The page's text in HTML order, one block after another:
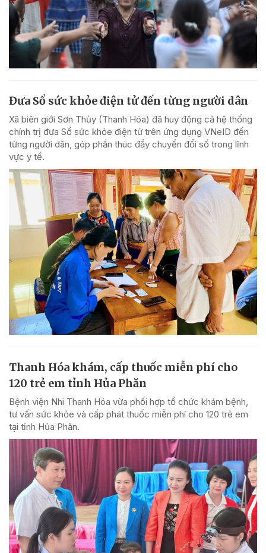
Đưa Sổ sức khỏe điện tử đến từng người dân
Xã biên giới Sơn Thủy (Thanh Hóa) đã huy động cả hệ thống
chính trị đưa Sổ sức khỏe điện tử trên ứng dụng VNeID đến
từng người dân, góp phần thúc đẩy chuyển đổi số trong lĩnh
vực y tế.
Thanh Hóa khám, cấp thuốc miễn phí cho
120 trẻ em tỉnh Hủa Phăn
Bệnh viện Nhi Thanh Hóa vừa phối hợp tổ chức khám bệnh,
tư vấn sức khỏe và cấp phát thuốc miễn phí cho 120 trẻ em
tại tỉnh Hủa Phăn.